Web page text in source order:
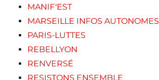
MANIF'EST
MARSEILLE INFOS AUTONOMES
PARIS-LUTTES
REBELLYON
RENVERSÉ
RESISTONS ENSEMBLE